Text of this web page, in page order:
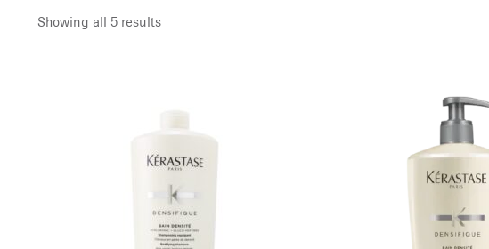
Showing all 5 results